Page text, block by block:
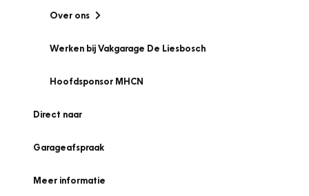
Over ons
Werken bij Vakgarage De Liesbosch
Hoofdsponsor MHCN
Direct naar
Garageafspraak
Meer informatie